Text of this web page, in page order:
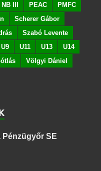
NB III PEAC
PMFC
Scherer Gábor
Szabó Levente
U9 U11 U13
U14
Völgyi Dániel
Pénzügyőr SE